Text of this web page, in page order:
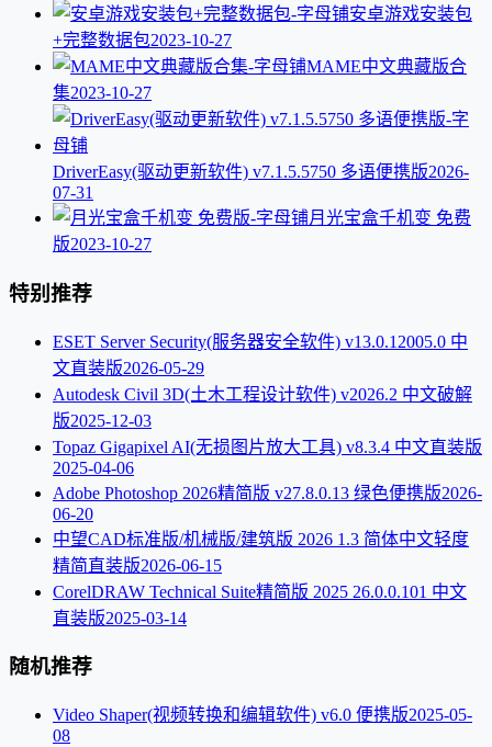
安卓游戏安装包
+完整数据包2023-10-27
MAME中文典藏版合
集2023-10-27
DriverEasy(驱动更新软件) v7.1.5.5750 多语便携版2026-
07-31
月光宝盒千机变 免费
版2023-10-27
特别推荐
ESET Server Security(服务器安全软件) v13.0.12005.0 中
文直装版2026-05-29
Autodesk Civil 3D(土木工程设计软件) v2026.2 中文破解
版2025-12-03
Topaz Gigapixel AI(无损图片放大工具) v8.3.4 中文直装版
2025-04-06
Adobe Photoshop 2026精简版 v27.8.0.13 绿色便携版2026-
06-20
中望CAD标准版/机械版/建筑版 2026 1.3 简体中文轻度
精简直装版2026-06-15
CorelDRAW Technical Suite精简版 2025 26.0.0.101 中文
直装版2025-03-14
随机推荐
Video Shaper(视频转换和编辑软件) v6.0 便携版2025-05-
08